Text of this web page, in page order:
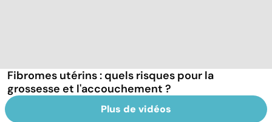
Fibromes utérins : quels risques pour la
grossesse et l'accouchement ?
Plus de vidéos